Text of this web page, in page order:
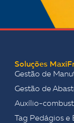
Soluções
Gestão de
Gestão de
Auxílio-
Tag Pedágios